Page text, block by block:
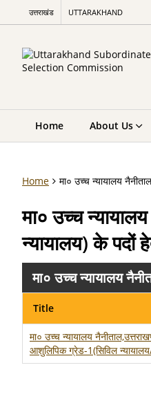
उत्तराखंड UTTARAKHAND
Home About Us
Home मा० उच्च न्यायालय
मा० उच्च
न्यायालय) के पदों
मा० उच्च न्यायालय
Title
मा० उच्च न्यायालय
आशुलिपिक ग्रेड-1(सिविल